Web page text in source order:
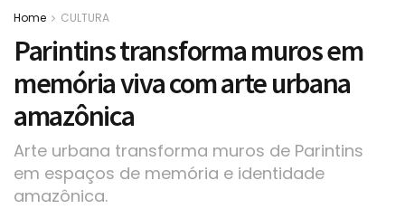
Home CULTURA
Parintins transforma muros em
memória viva com arte urbana
amazônica
Arte urbana transforma muros de Parintins
em espaços de memória e identidade
amazônica.